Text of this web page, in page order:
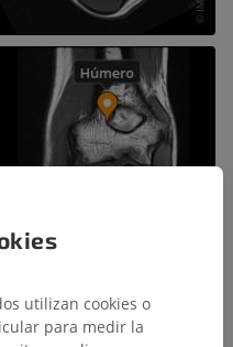
utilizan cookies o
para medir la